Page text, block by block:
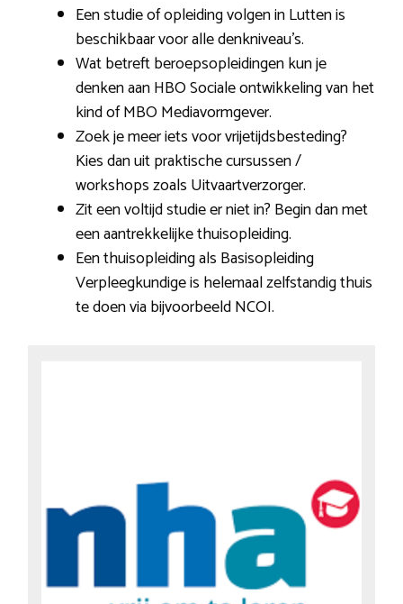
Een studie of opleiding volgen in Lutten is
beschikbaar voor alle denkniveau’s.
Wat betreft beroepsopleidingen kun je
denken aan HBO Sociale ontwikkeling van het
kind of MBO Mediavormgever.
Zoek je meer iets voor vrijetijdsbesteding?
Kies dan uit praktische cursussen /
workshops zoals Uitvaartverzorger.
Zit een voltijd studie er niet in? Begin dan met
een aantrekkelijke thuisopleiding.
Een thuisopleiding als Basisopleiding
Verpleegkundige is helemaal zelfstandig thuis
te doen via bijvoorbeeld NCOI.